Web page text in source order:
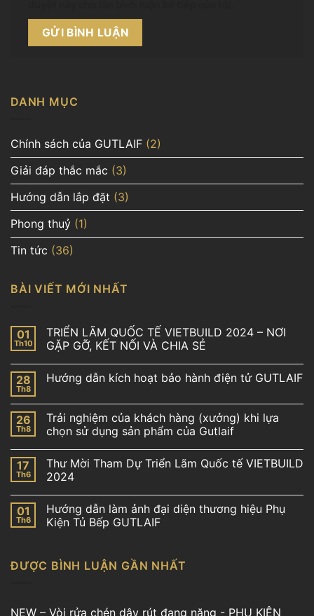
DANH MỤC
Chính sách của GUTLAIF (2)
Giải đáp thắc mắc (3)
Hướng dẫn lắp đặt (3)
Phong thuỷ (1)
Tin tức (36)
BÀI VIẾT MỚI NHẤT
01
Th10
TRIỂN LÃM QUỐC TẾ VIETBUILD 2024 – NƠI
GẶP GỠ, KẾT NỐI VÀ CHIA SẺ
28
Th8
Hướng dẫn kích hoạt bảo hành điện tử GUTLAIF
26
Th8
Trải nghiệm của khách hàng (xưởng) khi lựa
chọn sử dụng sản phẩm của Gutlaif
17
Th6
Thư Mời Tham Dự Triển Lãm Quốc tế VIETBUILD
2024
01
Th6
Hướng dẫn làm ảnh đại diện thương hiệu Phụ
Kiện Tủ Bếp GUTLAIF
ĐƯỢC BÌNH LUẬN GẦN NHẤT
NEW – Vòi rửa chén dây rút đang năng - PHỤ KIỆN